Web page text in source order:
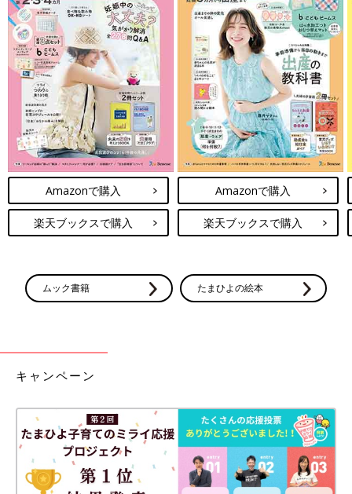
Amazonで購入
楽天ブックスで購入
Amazonで購入
楽天ブックスで購入
ムック書籍 たまひよの絵本
キャンペーン